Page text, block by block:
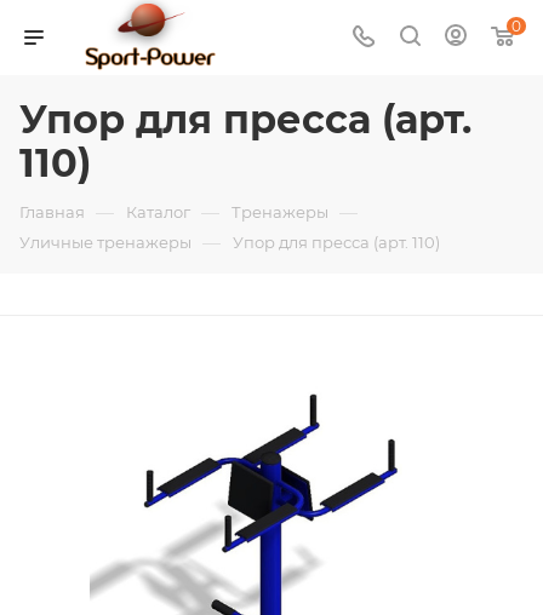
0
Упор для пресса (арт.
110)
Главная — Каталог — Тренажеры —
Уличные тренажеры — Упор для пресса (арт. 110)